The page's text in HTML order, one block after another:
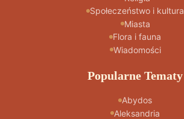
Społeczeństwo i kultura
Miasta
Flora i fauna
Wiadomości
Popularne Tematy
Abydos
Aleksandria